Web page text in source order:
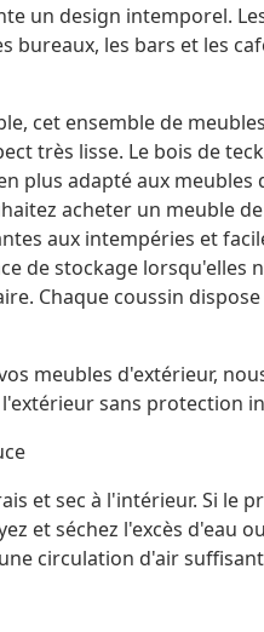
un design intemporel.
bureaux, les bars et les
cet ensemble de
très lisse. Le bois de
plus adapté aux
acheter un meuble
aux intempéries et
de stockage lorsqu'elles
Chaque coussin
meubles d'extérieur,
sans protection
et sec à l'intérieur. Si le
et séchez l'excès d'eau
circulation d'air